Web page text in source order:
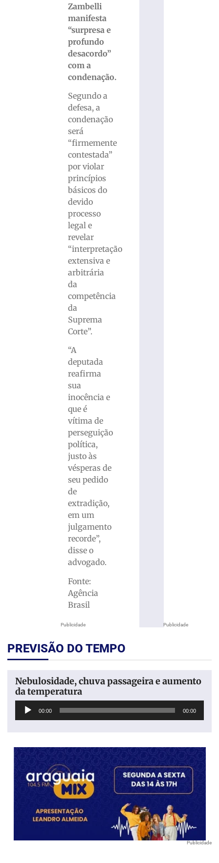
Publicidade
Zambelli
manifesta
“surpresa e
profundo
desacordo”
com a
condenação.
Segundo a
defesa, a
condenação
será
“firmemente
contestada”
por violar
princípios
básicos do
devido
processo
legal e
revelar
“interpretação
extensiva e
arbitrária
da
competência
da
Suprema
Corte”.
“A
deputada
reafirma
sua
inocência e
que é
vítima de
perseguição
política,
justo às
vésperas de
seu pedido
de
extradição,
em um
julgamento
recorde”,
disse o
advogado.
Fonte:
Agência
Brasil
Publicidade
PREVISÃO DO TEMPO
Nebulosidade, chuva passageira e aumento
da temperatura
Tocador
00:00 00:00
Publicidade